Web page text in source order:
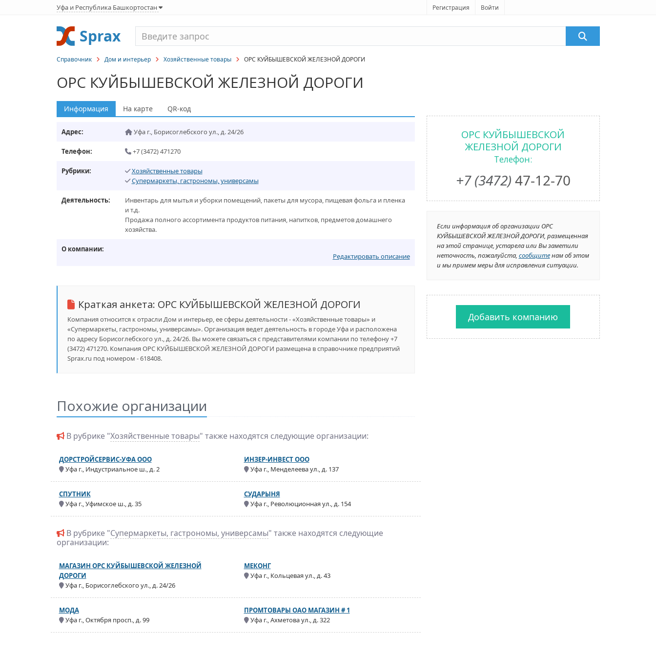
Уфа и Республика Башкортостан Регистрация Войти
Sprax
Справочник Дом и интерьер Хозяйственные товары ОРС КУЙБЫШЕВСКОЙ ЖЕЛЕЗНОЙ ДОРОГИ
ОРС КУЙБЫШЕВСКОЙ ЖЕЛЕЗНОЙ ДОРОГИ
Информация На карте QR-код
Адрес: Уфа г., Борисоглебского ул., д. 24/26
Телефон: +7 (3472) 471270
Рубрики:
Хозяйственные товары
Супермаркеты, гастрономы, универсамы
Деятельность:
Инвентарь для мытья и уборки помещений, пакеты для мусора, пищевая фольга и пленка
и т.д.
Продажа полного ассортимента продуктов питания, напитков, предметов домашнего
хозяйства.
О компании:
Редактировать описание
Краткая анкета: ОРС КУЙБЫШЕВСКОЙ ЖЕЛЕЗНОЙ ДОРОГИ
Компания относится к отрасли Дом и интерьер, ее сферы деятельности - «Хозяйственные товары» и
«Супермаркеты, гастрономы, универсамы». Организация ведет деятельность в городе Уфа и расположена
по адресу Борисоглебского ул., д. 24/26. Вы можете связаться с представителями компании по телефону +7
(3472) 471270. Компания ОРС КУЙБЫШЕВСКОЙ ЖЕЛЕЗНОЙ ДОРОГИ размещена в справочнике предприятий
Sprax.ru под номером - 618408.
Похожие организации
В рубрике "Хозяйственные товары" также находятся следующие организации:
ДОРСТРОЙСЕРВИС-УФА ООО
Уфа г., Индустриальное ш., д. 2
ИНЗЕР-ИНВЕСТ ООО
Уфа г., Менделеева ул., д. 137
СПУТНИК
Уфа г., Уфимское ш., д. 35
СУДАРЫНЯ
Уфа г., Революционная ул., д. 154
В рубрике "Супермаркеты, гастрономы, универсамы" также находятся следующие
организации:
МАГАЗИН ОРС КУЙБЫШЕВСКОЙ ЖЕЛЕЗНОЙ
ДОРОГИ
Уфа г., Борисоглебского ул., д. 24/26
МЕКОНГ
Уфа г., Кольцевая ул., д. 43
МОДА
Уфа г., Октября просп., д. 99
ПРОМТОВАРЫ ОАО МАГАЗИН # 1
Уфа г., Ахметова ул., д. 322
ОРС КУЙБЫШЕВСКОЙ
ЖЕЛЕЗНОЙ ДОРОГИ
Телефон:
+7 (3472) 47-12-70
Если информация об организации ОРС
КУЙБЫШЕВСКОЙ ЖЕЛЕЗНОЙ ДОРОГИ, размещенная
на этой странице, устарела или Вы заметили
неточность, пожалуйста, сообщитенам об этом
и мы примем меры для исправления ситуации.
Добавить компанию